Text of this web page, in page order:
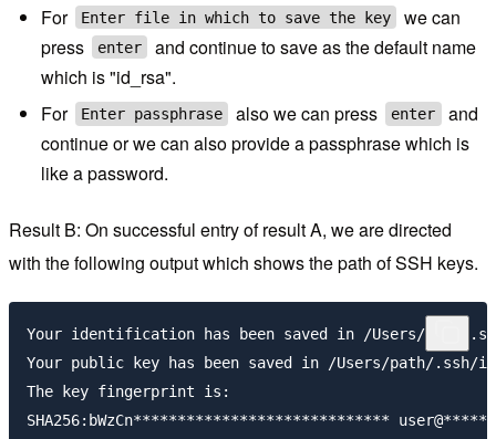
For Enter file in which to save the key
we can
press
enter
and continue to save as the default name
which is "id_rsa".
For
Enter passphrase also we can press enter
and
continue or we can also provide a passphrase which is
like a password.
Result B: On successful entry of result A, we are directed
with the following output which shows the path of SSH keys.
Your identification has been saved in /Users/path/
Your public key has been saved in /Users/path/.ssh/
The key fingerprint is:
SHA256:bWzCn*****************************